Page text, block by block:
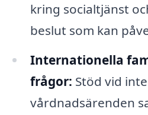
kring socialtjänst
beslut som kan
Internationella
frågor: Stöd vid
vårdnadsärenden